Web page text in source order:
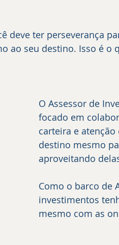
deve ter perseverança
ao seu destino. Isso é
O Assessor de
focado em
carteira e
destino mesmo
aproveitando
Como o barco de
investimentos
mesmo com as